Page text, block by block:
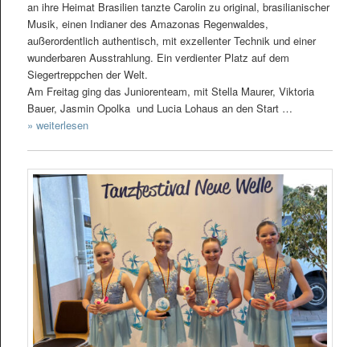
an ihre Heimat Brasilien tanzte Carolin zu original, brasilianischer
Musik, einen Indianer des Amazonas Regenwaldes,
außerordentlich authentisch, mit exzellenter Technik und einer
wunderbaren Ausstrahlung. Ein verdienter Platz auf dem
Siegertreppchen der Welt.
Am Freitag ging das Juniorenteam, mit Stella Maurer, Viktoria
Bauer, Jasmin Opolka und Lucia Lohaus an den Start …
» weiterlesen